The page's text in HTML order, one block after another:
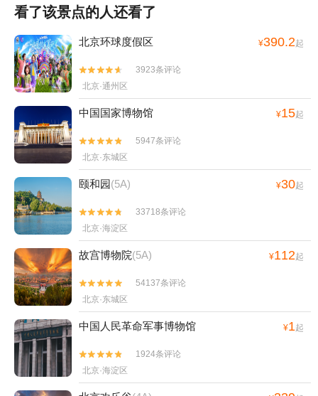
看了该景点的人还看了
北京环球度假区 ¥390.2起


3923条评论
北京·通州区
中国国家博物馆 ¥15起


5947条评论
北京·东城区
颐和园(5A) ¥30起


33718条评论
北京·海淀区
故宫博物院(5A) ¥112起


54137条评论
北京·东城区
中国人民革命军事博物馆 ¥1起


1924条评论
北京·海淀区